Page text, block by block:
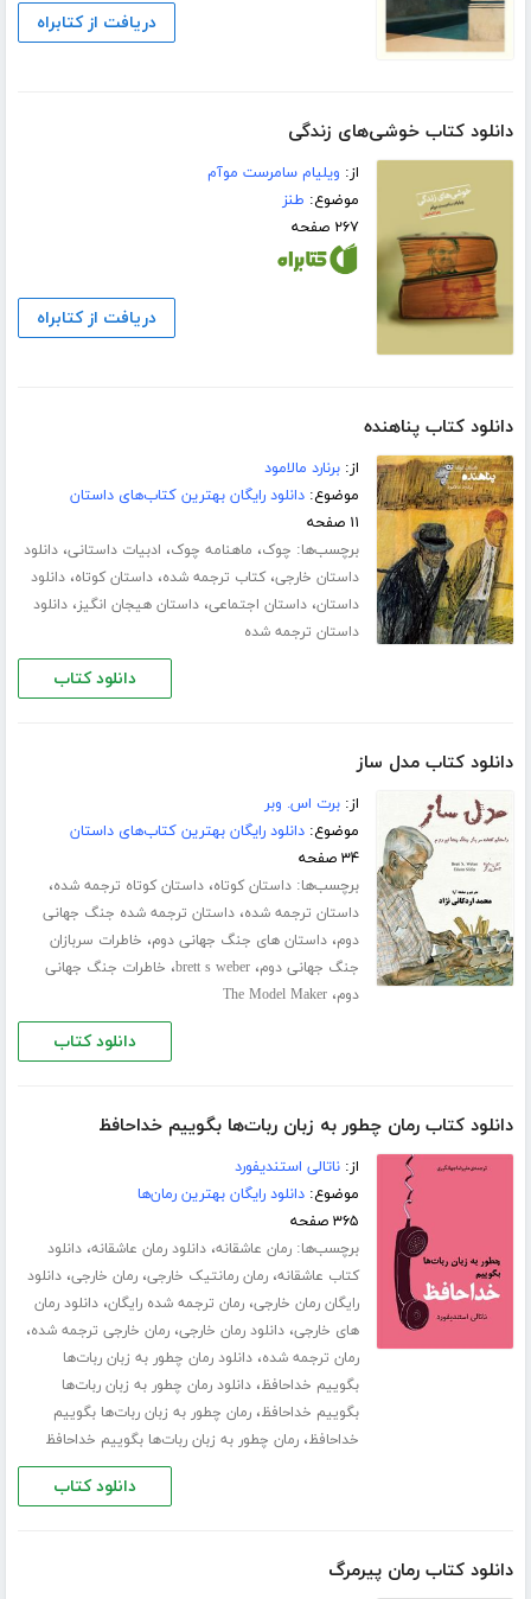
دریافت از کتابراه
دانلود کتاب خوشی‌های زندگی
از: ویلیام سامرست موآم
موضوع: طنز
۲۶۷ صفحه
دریافت از کتابراه
دانلود کتاب پناهنده
از:برنارد مالامود
موضوع:دانلود رایگان بهترین کتاب‌های داستان
۱۱ صفحه
برچسب‌ها: چوک، ماهنامه چوک، ادبیات داستانی،دانلود
داستان خارجی،کتاب ترجمه شده،داستان کوتاه،دانلود
داستان،داستان اجتماعی،داستان هیجان انگیز،دانلود
داستان ترجمه شده
دانلود کتاب
دانلود کتاب مدل ساز
از:برت اس. وبر
موضوع:دانلود رایگان بهترین کتاب‌های داستان
۳۴ صفحه
برچسب‌ها:داستان کوتاه،داستان کوتاه ترجمه شده،
داستان ترجمه شده،داستان ترجمه شده جنگ جهانی
دوم،داستان های جنگ جهانی دوم، خاطرات سربازان
جنگ جهانی دوم،brett s weber، خاطرات جنگ جهانی
دوم،The Model Maker
دانلود کتاب
دانلود کتاب رمان چطور به زبان ربات‌ها بگوییم خداحافظ
از:ناتالی استندیفورد
موضوع:دانلود رایگان بهترین رمان‌ها
۳۶۵ صفحه
برچسب‌ها:رمان عاشقانه،دانلود رمان عاشقانه،دانلود
کتاب عاشقانه،رمان رمانتیک خارجی،رمان خارجی،دانلود
رایگان رمان خارجی،رمان ترجمه شده رایگان،دانلود رمان
های خارجی،دانلود رمان خارجی،رمان خارجی ترجمه شده،
رمان ترجمه شده،دانلود رمان چطور به زبان ربات‌ها
بگوییم خداحافظ،دانلود رمان چطور به زبان ربات‌ها
بگوییم خداحافظ،رمان چطور به زبان ربات‌ها بگوییم
خداحافظ،رمان چطور به زبان ربات‌ها بگوییم خداحافظ
دانلود کتاب
دانلود کتاب رمان پیرمرگ